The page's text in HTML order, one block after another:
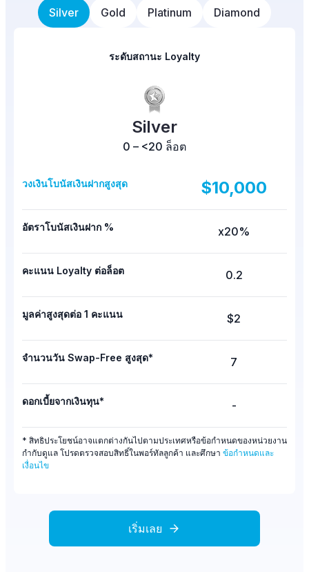
Silver Gold Platinum Diamond
ระดับสถานะ Loyalty
Silver
0 – <20 ล็อต
วงเงินโบนัสเงินฝากสูงสุด $10,000
อัตราโบนัสเงินฝาก % x20%
คะแนน Loyalty ต่อล็อต 0.2
มูลค่าสูงสุดต่อ 1 คะแนน $2
จำนวนวัน Swap-Free สูงสุด* 7
ดอกเบี้ยจากเงินทุน* -
* สิทธิประโยชน์อาจแตกต่างกันไปตามประเทศหรือข้อกำหนดของหน่วยงาน
กำกับดูแล โปรดตรวจสอบสิทธิ์ในพอร์ทัลลูกค้า และศึกษา ข้อกำหนดและ
เงื่อนไข
เริ่มเลย